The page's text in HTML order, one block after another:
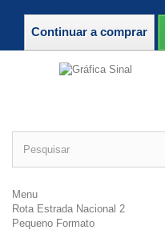
Continuar a comprar
Menu
Rota Estrada Nacional 2
Pequeno Formato